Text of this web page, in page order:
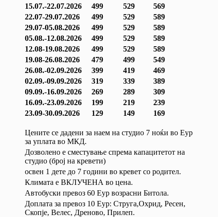
15.07.-22.07.2026
499 529
569
22.07-29.07.2026
499 529
589
29.07-05.08.2026
499 529
589
05.08.-12.08.2026
499 529
589
12.08-19.08.2026
499 529
589
19.08-26.08.2026
479 499
549
26.08.-02.09.2026
399 419
469
02.09.-09.09.2026
319 339
389
09.09.-16.09.2026
269 289
309
16.09.-23.09.2026
199 219
239
23.09-30.09.2026
129 149 169
Цените се дадени за наем на студио 7 ноќи во Еур
за уплата во МКД.
Дозволено е сместување спрема капацитетот на
студио (број на кревети)
освен 1 дете до 7 години во кревет со родител.
Климата е ВКЛУЧЕНА во цена.
Автобуски превоз 60 Еур возрасни Битола.
Доплата за превоз 10 Еур: Струга,Oхрид, Ресен,
Скопје, Велес, Дреново, Прилеп.